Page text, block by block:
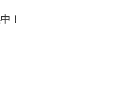
！